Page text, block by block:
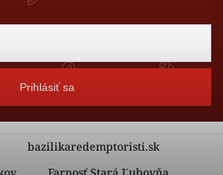
Prihlásiť sa
bazilikaredemptoristi.sk